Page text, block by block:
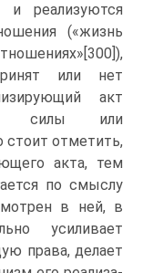
и реализуются
(«жизнь
или нет
акт
силы или
стоит отметить,
акта, тем
по смыслу
в ней, в
усиливает
права, делает